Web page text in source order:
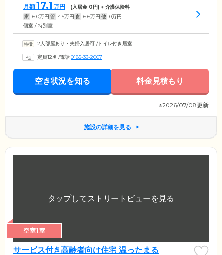
月額17.1 万円 (入居金 0円) + 介護保険料
家 6.0万円 管 4.5万円 食 6.6万円 他 0万円
個室 / 特別室
2人部屋あり・夫婦入居可 /トイレ付き居室
定員12名 /電話0185-33-2007
空き状況を知る 料金見積もり
※2026/07/08更新
施設の詳細を見る
空室1室
サービス付き高齢者向け住宅 温ったまる